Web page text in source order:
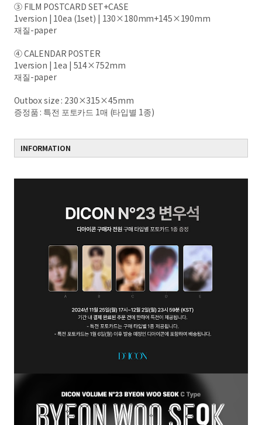
③ FILM POSTCARD SET+CASE
1version | 10ea (1set) | 130×180mm+145×190mm
재질-paper
④ CALENDAR POSTER
1version | 1ea | 514×752mm
재질-paper
Outbox size : 230×315×45mm
증정품 : 특전 포토카드 1매 (타입별 1종)
INFORMATION